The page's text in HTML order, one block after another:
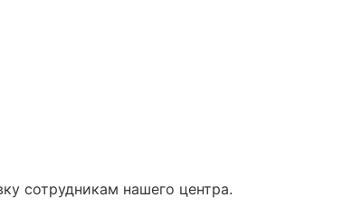
сотрудникам нашего центра.